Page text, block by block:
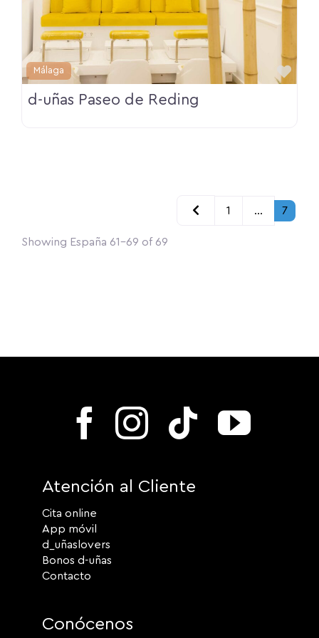
Málaga
d-uñas Paseo de Reding
navigation
Newer posts
1 … 7
Showing España 61-69 of 69
Atención al Cliente
Cita online
App móvil
d_uñaslovers
Bonos d-uñas
Contacto
Conócenos